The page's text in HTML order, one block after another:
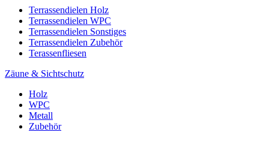
Terrassendielen Holz
Terrassendielen WPC
Terrassendielen Sonstiges
Terrassendielen Zubehör
Terassenfliesen
Zäune & Sichtschutz
Holz
WPC
Metall
Zubehör